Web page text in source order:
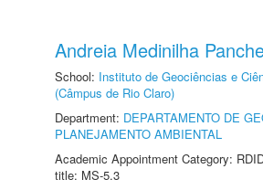
Andreia Medinilha
School: Instituto de Geociências e
(Câmpus de Rio Claro)
Department: DEPARTAMENTO DE
PLANEJAMENTO AMBIENTAL
Academic Appointment Category:
title: MS-5.3